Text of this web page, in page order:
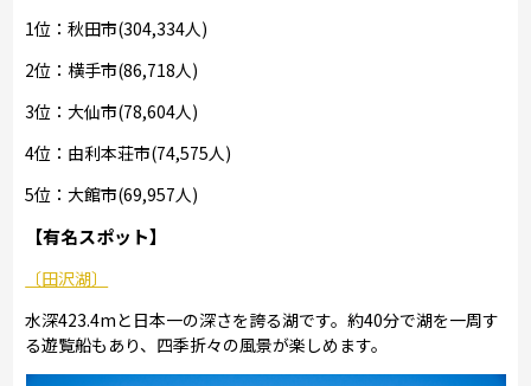
1位：秋田市(304,334人)
2位：横手市(86,718人)
3位：大仙市(78,604人)
4位：由利本荘市(74,575人)
5位：大館市(69,957人)
【有名スポット】
〔田沢湖〕
水深423.4mと日本一の深さを誇る湖です。約40分で湖を一周す
る遊覧船もあり、四季折々の風景が楽しめます。